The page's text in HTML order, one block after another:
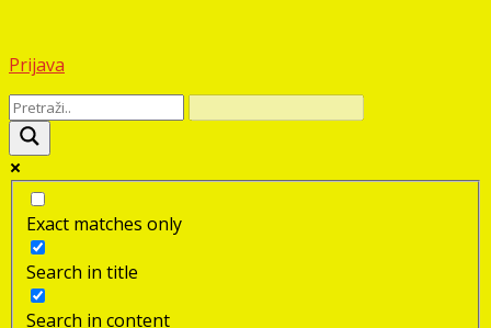
Prijava
Exact matches only
Search in title
Search in content